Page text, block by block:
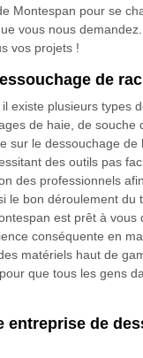
Montespan pour se
vous nous
vos projets !
de
existe plusieurs types
de haie, de souche
sur le dessouchage de
des outils pas
des professionnels
le bon déroulement du
est prêt à vous
conséquente en
matériels haut de
que tous les gens
entreprise de